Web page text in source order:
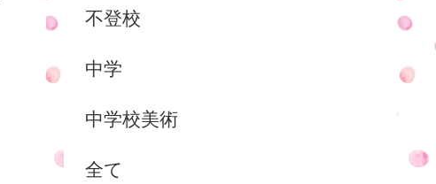
不登校
中学
中学校美術
全て